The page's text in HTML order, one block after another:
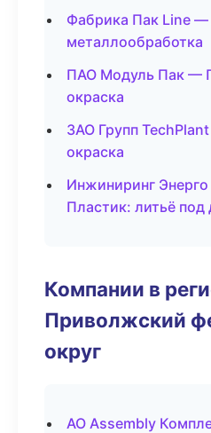
Фабрика Пак Line
металлообработка
ПАО Модуль Пак —
окраска
ЗАО Групп
окраска
Инжиниринг
Пластик: литьё под
Компании в
Приволжский
округ
АО Assembly